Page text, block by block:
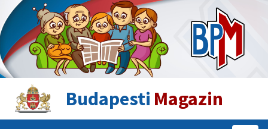
Budapesti Magazin